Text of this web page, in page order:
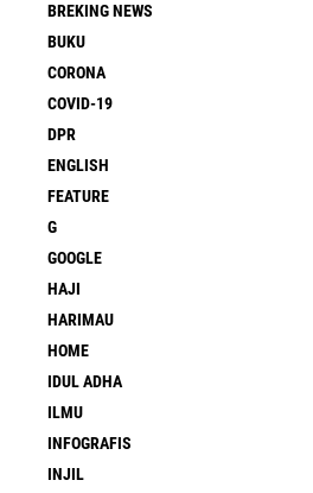
BREKING NEWS
BUKU
CORONA
COVID-19
DPR
ENGLISH
FEATURE
G
GOOGLE
HAJI
HARIMAU
HOME
IDUL ADHA
ILMU
INFOGRAFIS
INJIL